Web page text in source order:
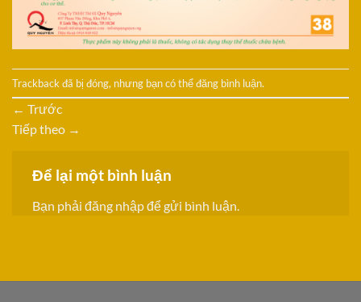
Trackback đã bị đóng, nhưng bạn có thểđăng bình luận.
← Trước
Tiếp theo →
Để lại một bình luận
Bạn phải đăng nhậpđể gửi bình luận.